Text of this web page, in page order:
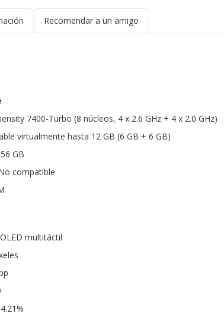
Recomendar a un amigo
7400-Turbo (8 núcleos, 4 x 2.6 GHz + 4 x 2.0 GHz)
virtualmente hasta 12 GB (6 GB + 6 GB)
GB
compatible
multitáctil